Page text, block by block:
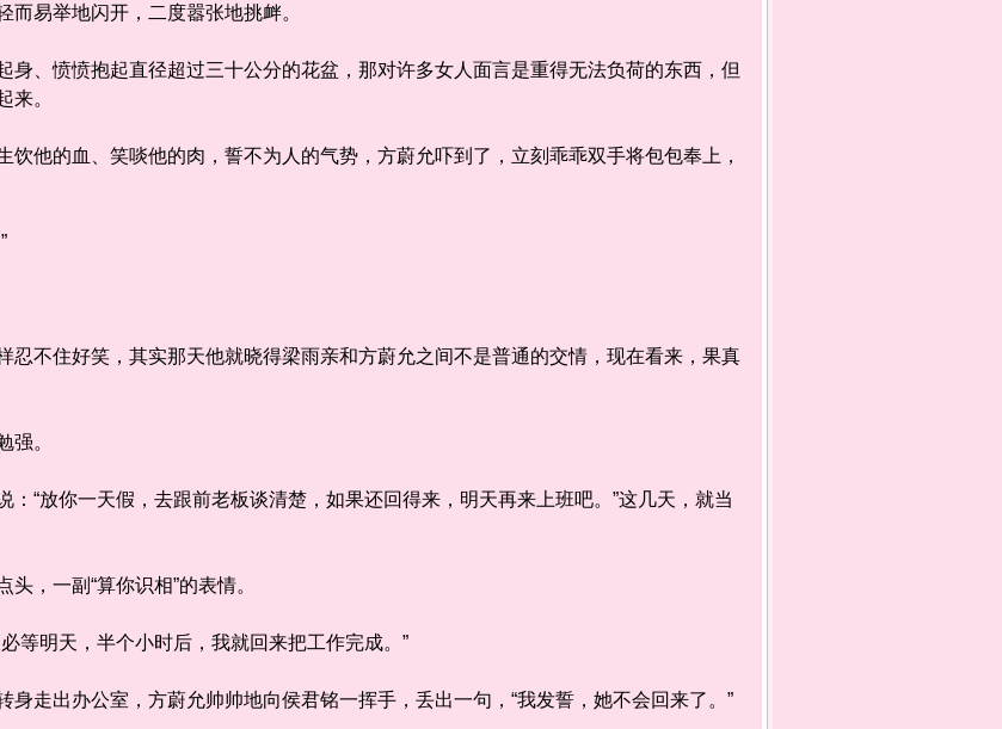
易举地闪开，二度嚣张地挑衅。
、愤愤抱起直径超过三十公分的花盆，那对许多女人面言是重得无法负荷的东西，但
来。
他的血、笑啖他的肉，誓不为人的气势，方蔚允吓到了，立刻乖乖双手将包包奉上，
不住好笑，其实那天他就晓得梁雨亲和方蔚允之间不是普通的交情，现在看来，果真
。
放你一天假，去跟前老板谈清楚，如果还回得来，明天再来上班吧。”这几天，就当
，一副“算你识相”的表情。
明天，半个小时后，我就回来把工作完成。”
走出办公室，方蔚允帅帅地向侯君铭一挥手，丢出一句，“我发誓，她不会回来了。”